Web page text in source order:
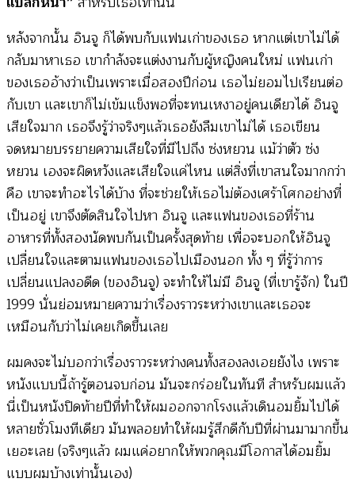
หลังจากนั้น อินจู ก็ได้พบกับแฟนเก่าของเธอ หากแต่เขาไม่ได้
กลับมาหาเธอ เขากำลังจะแต่งงานกับผู้หญิงคนใหม่ แฟนเก่า
ของเธออ้างว่าเป็นเพราะเมื่อสองปีก่อน เธอไม่ยอมไปเรียนต่อ
กับเขา และเขาก็ไม่เข้มแข็งพอที่จะทนเหงาอยู่คนเดียวได้ อินจู
เสียใจมาก เธอจึงรู้ว่าจริงๆแล้วเธอยังลืมเขาไม่ได้ เธอเขียน
จดหมายบรรยายความเสียใจที่มีไปถึง ซ่งหยวน แม้ว่าตัว ซ่ง
หยวน เองจะผิดหวังและเสียใจแค่ไหน แต่สิ่งที่เขาสนใจมากกว่า
คือ เขาจะทำอะไรได้บ้าง ที่จะช่วยให้เธอไม่ต้องเศร้าโศกอย่างที่
เป็นอยู่ เขาจึงตัดสินใจไปหา อินจู และแฟนของเธอที่ร้าน
อาหารที่ทั้งสองนัดพบกันเป็นครั้งสุดท้าย เพื่อจะบอกให้อินจู
เปลื่ยนใจและตามแฟนของเธอไปเมืองนอก ทั้ง ๆ ที่รู้ว่าการ
เปลี่ยนแปลงอดีด (ของอินจู) จะทำให้ไม่มี อินจู (ที่เขารู้จัก) ในปี
1999 นั่นย่อมหมายความว่าเรื่องราวระหว่างเขาและเธอจะ
เหมือนกับว่าไม่เคยเกิดขึ้นเลย
ผมคงจะไม่บอกว่าเรื่องราวระหว่างคนทั้งสองลงเอยยังไง เพราะ
หนังแบบนี้ถ้ารู้ตอนจบก่อน มันจะกร่อยในทันที สำหรับผมแล้ว
นี่เป็นหนังปิดท้ายปีที่ทำให้ผมออกจากโรงแล้วเดินอมยิ้มไปได้
หลายชั่วโมงทีเดียว มันพลอยทำให้ผมรู้สึกดีกับปีที่ผ่านมามากขึ้น
เยอะเลย (จริงๆแล้ว ผมแค่อยากให้พวกคุณมีโอกาสได้อมยิ้ม
แบบผมบ้างเท่านั้นเอง)